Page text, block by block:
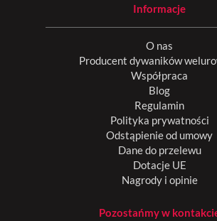
Informacje
O nas
Producent dywaników
Współpraca
Blog
Regulamin
Polityka prywatności
Odstąpienie od umowy
Dane do przelewu
Dotacje UE
Nagrody i opinie
Pozostańmy w